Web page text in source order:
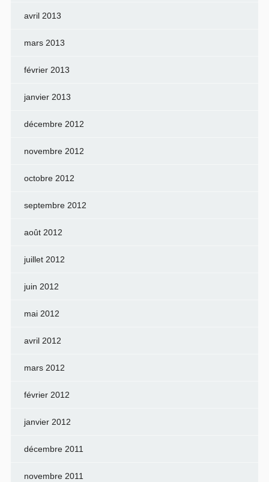
avril 2013
mars 2013
février 2013
janvier 2013
décembre 2012
novembre 2012
octobre 2012
septembre 2012
août 2012
juillet 2012
juin 2012
mai 2012
avril 2012
mars 2012
février 2012
janvier 2012
décembre 2011
novembre 2011